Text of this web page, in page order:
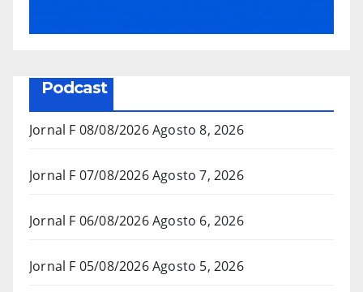
Podcast
Jornal F 08/08/2026Agosto 8, 2026
Jornal F 07/08/2026Agosto 7, 2026
Jornal F 06/08/2026Agosto 6, 2026
Jornal F 05/08/2026Agosto 5, 2026